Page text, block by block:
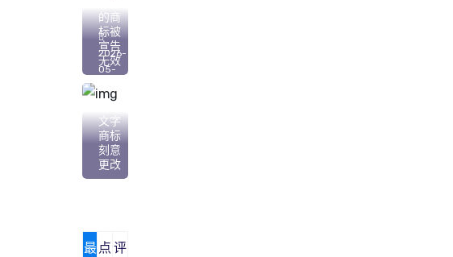
的商
标被
宣告
无效
2026-
05-
文字
商标
刻意
更改
最 点 评